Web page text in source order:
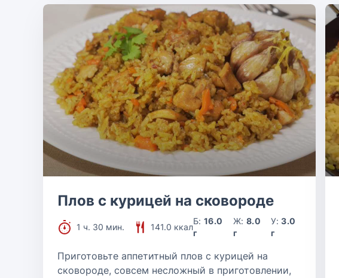
Плов с курицей на сковороде
1 ч. 30 мин. 141.0 ккал
Б:16.0
г
Ж: 8.0
г
У:3.0
г
Приготовьте аппетитный плов с курицей на
сковороде, совсем несложный в приготовлении,